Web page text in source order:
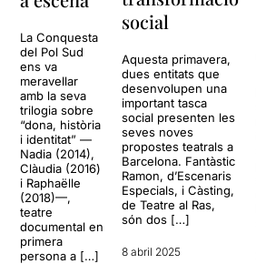
La Conquesta
del Pol Sud
ens va
meravellar
amb la seva
trilogia sobre
“dona, història
i identitat” —
Nadia (2014),
Clàudia (2016)
i Raphaëlle
(2018)—,
teatre
documental en
primera
persona a […]
social
Aquesta primavera,
dues entitats que
desenvolupen una
important tasca
social presenten les
seves noves
propostes teatrals a
Barcelona. Fantàstic
Ramon, d’Escenaris
Especials, i Càsting,
de Teatre al Ras,
són dos […]
8 abril 2025